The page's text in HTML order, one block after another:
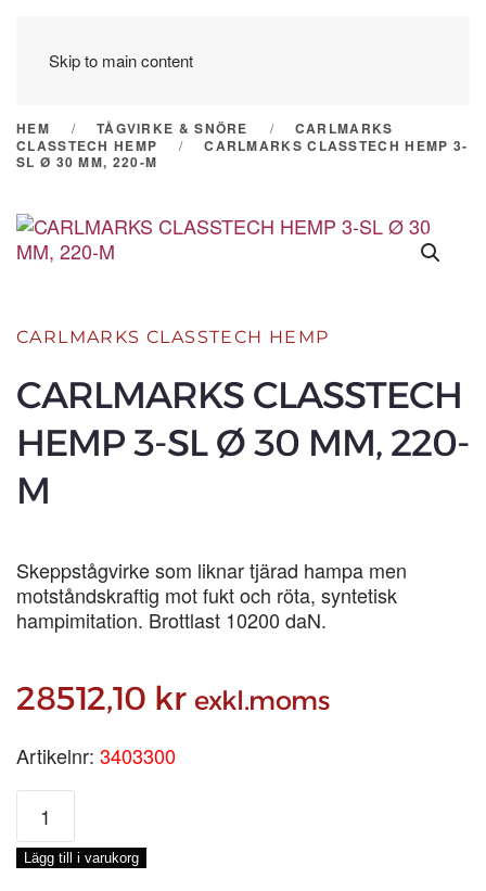
Skip to main content
HEM TÅGVIRKE & SNÖRE
CARLMARKS
CLASSTECH HEMP
CARLMARKS CLASSTECH HEMP 3-
SL Ø 30 MM, 220-M
CARLMARKS CLASSTECH HEMP
CARLMARKS CLASSTECH
HEMP 3-SL Ø 30 MM, 220-
M
Skeppstågvirke som liknar tjärad hampa men
motståndskraftig mot fukt och röta, syntetisk
hampimitation. Brottlast 10200 daN.
28512,10 kr exkl.moms
Artikelnr: 3403300
CARLMARKS
CLASSTECH
HEMP
3-
Lägg till i varukorg